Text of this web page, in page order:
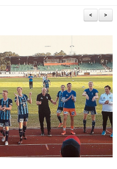
>
<